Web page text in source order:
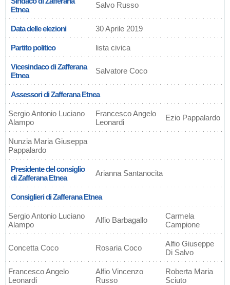
Etnea
Salvo Russo
Data delle elezioni 30 Aprile 2019
Partito politico lista civica
Vicesindaco di Zafferana
Etnea
Salvatore Coco
Assessori di Zafferana Etnea
Sergio Antonio Luciano
Alampo
Francesco Angelo
Leonardi
Ezio Pappalardo
Nunzia Maria Giuseppa
Pappalardo
Presidente del consiglio
di Zafferana Etnea
Arianna Santanocita
Consiglieri di Zafferana Etnea
Sergio Antonio Luciano
Alampo
Alfio Barbagallo
Carmela
Campione
Concetta Coco Rosaria Coco
Alfio Giuseppe
Di Salvo
Francesco Angelo
Leonardi
Alfio Vincenzo
Russo
Roberta Maria
Sciuto